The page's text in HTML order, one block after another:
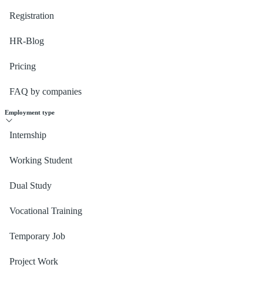
Registration
HR-Blog
Pricing
FAQ by companies
Employment type
Internship
Working Student
Dual Study
Vocational Training
Temporary Job
Project Work